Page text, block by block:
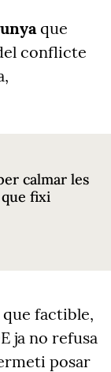
que
conflicte
calmar les
fixi
factible,
ja no refusa
posar